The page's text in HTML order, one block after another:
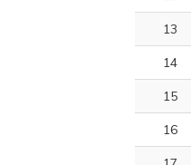
13
14
15
16